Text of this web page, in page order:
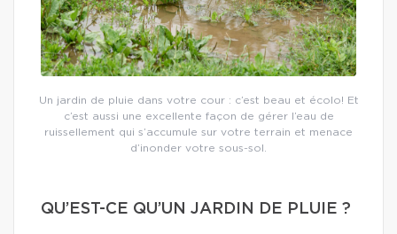
Un jardin de pluie dans votre cour : c’est beau et écolo! Et
c’est aussi une excellente façon de gérer l’eau de
ruissellement qui s’accumule sur votre terrain et menace
d’inonder votre sous-sol.
QU’EST-CE QU’UN JARDIN DE PLUIE ?